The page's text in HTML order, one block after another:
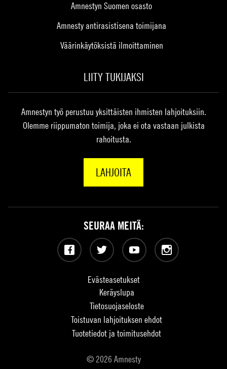
Amnestyn Suomen osasto
Amnesty antirasistisena toimijana
Väärinkäytöksistä ilmoittaminen
LIITY TUKIJAKSI
Amnestyn työ perustuu yksittäisten ihmisten lahjoituksiin.
Olemme riippumaton toimija, joka ei ota vastaan julkista
rahoitusta.
LAHJOITA
Evästeasetukset
Keräyslupa
Tietosuojaseloste
Toistuvan lahjoituksen ehdot
Tuotetiedot ja toimitusehdot
© 2026 Amnesty
SEURAA MEITÄ:
Facebook Twitter YouTubeInstagram